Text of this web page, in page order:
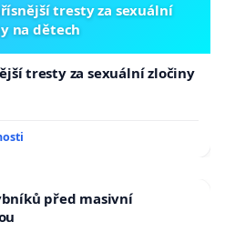
tresty za sexuální
na dětech
tresty za sexuální zločiny
před masivní